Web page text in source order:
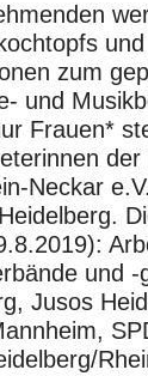
zum
und
Frauen*
Neckar
und
Jusos